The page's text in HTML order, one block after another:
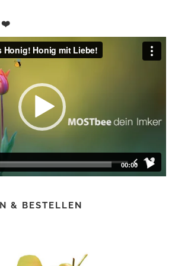
❤️
00:00
& BESTELLEN